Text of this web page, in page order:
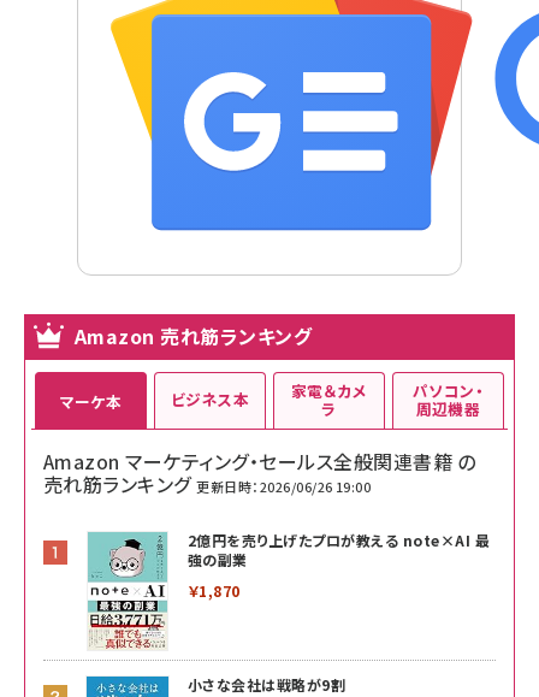
Amazon 売れ筋ランキング
マーケ本
Amazon マーケティング・セールス全般関連書籍 の
売れ筋ランキング 更新日時：2026/06/26 19:00
2億円を売り上げたプロが教える note×AI 最
強の副業
￥1,870
小さな会社は戦略が9割
ビジネス本 家電＆カメ
ラ
パソコン・
周辺機器